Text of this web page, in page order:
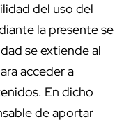
del uso del
la presente se
se extiende al
acceder a
En dicho
de aportar